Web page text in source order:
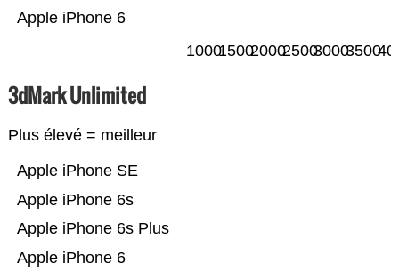
Apple iPhone 6
100015002000250030003500
3dMark Unlimited
Plus élevé = meilleur
Apple iPhone 6
Apple iPhone 6s Plus
Apple iPhone 6s
Apple iPhone SE